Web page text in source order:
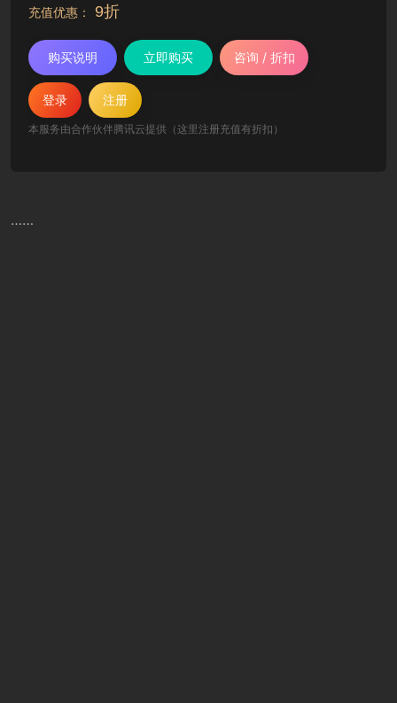
充值优惠： 9折
购买说明 立即购买 咨询 / 折扣
登录 注册
本服务由合作伙伴腾讯云提供（这里注册充值有折扣）
……